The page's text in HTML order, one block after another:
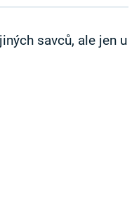
savců, ale jen u